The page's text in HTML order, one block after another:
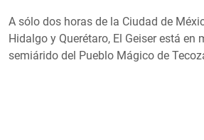
A sólo dos horas de la Ciudad de
Hidalgo y Querétaro, El Geiser está en
semiárido del Pueblo Mágico de